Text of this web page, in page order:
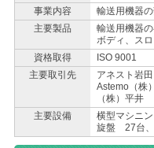
事業内容
輸送用機器
主要製品
輸送用機器
ボディ、ス
資格取得
ISO 9001
主要取引先
アネスト岩
Astemo（株
（株）平井
主要設備
横型マシニ
旋盤 27台